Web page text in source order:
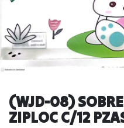
(WJD-08)
ZIPLOC C/12